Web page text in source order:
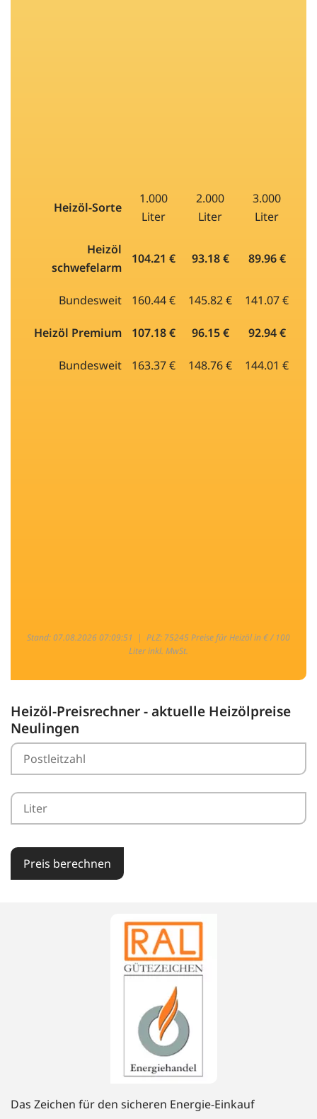
Heizöl-Sorte
1.000
Liter
2.000
Liter
3.000
Liter
Heizöl
schwefelarm
104.21 € 93.18 € 89.96 €
Bundesweit 160.44 € 145.82 € 141.07 €
Heizöl Premium 107.18 € 96.15 € 92.94 €
Bundesweit 163.37 € 148.76 € 144.01 €
Stand: 07.08.2026 07:09:51 | PLZ: 75245 Preise für Heizöl in € / 100
Liter inkl. MwSt.
Heizöl-Preisrechner - aktuelle Heizölpreise
Neulingen
Preis berechnen
Das Zeichen für den sicheren Energie-Einkauf